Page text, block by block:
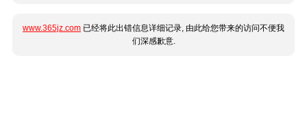
www.365jz.com 已经将此出错信息详细记录, 由此给您带来的访问不便我
们深感歉意.